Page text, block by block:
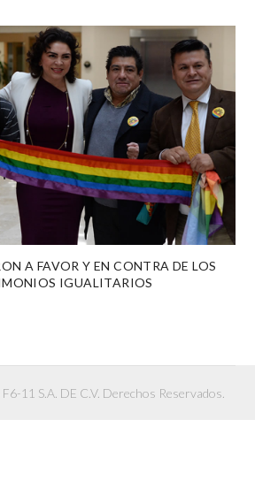
A FAVOR Y EN CONTRA DE LOS
IGUALITARIOS
11 S.A. DE C.V. Derechos Reservados.